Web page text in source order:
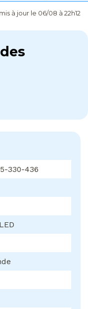
à jour le 06/08 à 22h12
330-436